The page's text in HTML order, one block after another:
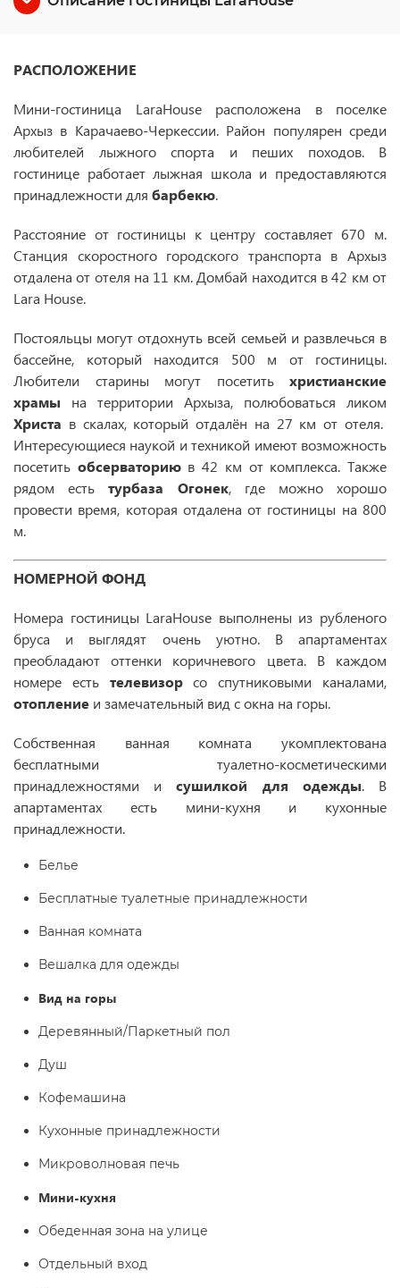
РАСПОЛОЖЕНИЕ
Мини-гостиница LaraHouse расположена в поселке
Архыз в Карачаево-Черкессии. Район популярен среди
любителей лыжного спорта и пеших походов. В
гостинице работает лыжная школа и предоставляются
принадлежности для барбекю.
Расстояние от гостиницы к центру составляет 670 м.
Станция скоростного городского транспорта в Архыз
отдалена от отеля на 11 км. Домбай находится в 42 км от
Lara House.
Постояльцы могут отдохнуть всей семьей и развлечься в
бассейне, который находится 500 м от гостиницы.
Любители старины могут посетить христианские
храмы на территории Архыза, полюбоваться ликом
Христа в скалах, который отдалён на 27 км от отеля.
Интересующиеся наукой и техникой имеют возможность
посетить обсерваториюв 42 км от комплекса. Также
рядом естьтурбаза Огонек, где можно хорошо
провести время, которая отдалена от гостиницы на 800
м.
НОМЕРНОЙ ФОНД
Номера гостиницы LaraHouse выполнены из рубленого
бруса и выглядят очень уютно. В апартаментах
преобладают оттенки коричневого цвета. В каждом
номере есть телевизорсо спутниковыми каналами,
отопление и замечательный вид с окна на горы.
Собственная ванная комната укомплектована
бесплатными туалетно-косметическими
принадлежностями исушилкой для одежды. В
апартаментах есть мини-кухня и кухонные
принадлежности.
Белье
Бесплатные туалетные принадлежности
Ванная комната
Вешалка для одежды
Вид на горы
Деревянный/Паркетный пол
Душ
Кофемашина
Кухонные принадлежности
Микроволновая печь
Мини-кухня
Обеденная зона на улице
Отдельный вход